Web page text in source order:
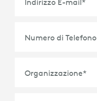
Numero di Telefono
Organizzazione*